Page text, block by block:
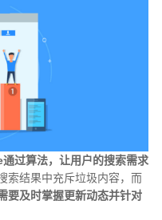
过算法，让用户的搜索需求
索结果中充斥垃圾内容，而
要及时掌握更新动态并针对